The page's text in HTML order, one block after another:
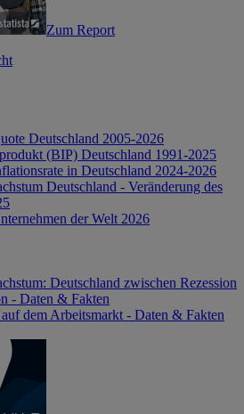
Zum Report
Deutschland 2005-2026
(BIP) Deutschland 1991-2025
in Deutschland 2024-2026
Deutschland - Veränderung des
der Welt 2026
Deutschland zwischen Rezession
- Daten & Fakten
dem Arbeitsmarkt - Daten & Fakten